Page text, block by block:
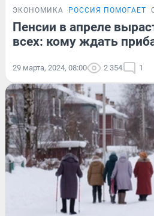
ЭКОНОМИКА РОССИЯ ПОМОГАЕТ
Пенсии в апреле
всех: кому ждать
29 марта, 2024, 08:00 2 354 1